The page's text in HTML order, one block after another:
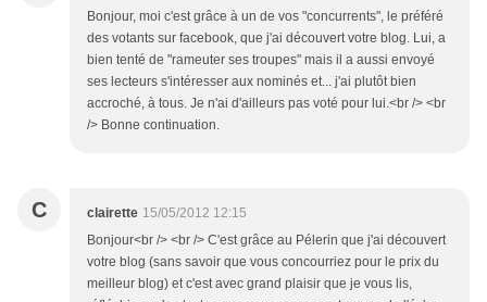
Bonjour, moi c'est grâce à un de vos "concurrents", le préféré
des votants sur facebook, que j'ai découvert votre blog. Lui, a
bien tenté de "rameuter ses troupes" mais il a aussi envoyé
ses lecteurs s'intéresser aux nominés et... j'ai plutôt bien
accroché, à tous. Je n'ai d'ailleurs pas voté pour lui.<br /> <br
/> Bonne continuation.
C clairette 15/05/2012 12:15
Bonjour<br /> <br /> C'est grâce au Pélerin que j'ai découvert
votre blog (sans savoir que vous concourriez pour le prix du
meilleur blog) et c'est avec grand plaisir que je vous lis,